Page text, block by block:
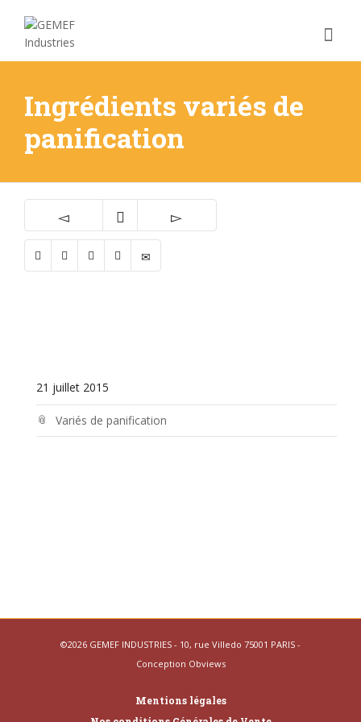
Ingrédients variés de
panification
21 juillet 2015
Variés de panification
©2026 GEMEF INDUSTRIES - 10, rue Villedo 75001 PARIS -
Conception Obviews
Mentions légales